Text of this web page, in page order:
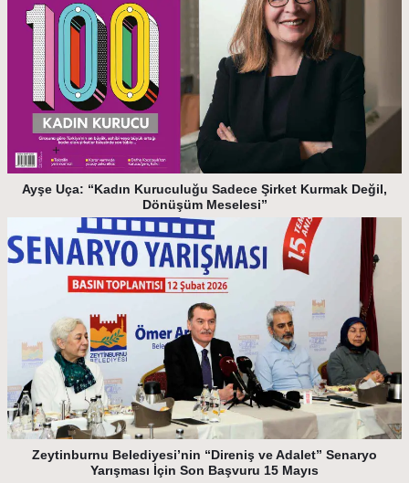
Ayşe Uça: “Kadın Kuruculuğu Sadece Şirket Kurmak Değil,
Dönüşüm Meselesi”
Zeytinburnu Belediyesi’nin “Direniş ve Adalet” Senaryo
Yarışması İçin Son Başvuru 15 Mayıs